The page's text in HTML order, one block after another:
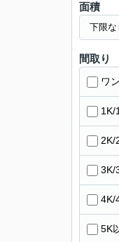
面積
間取り
ワ
1K/
2K/
3K/
4K/
5K